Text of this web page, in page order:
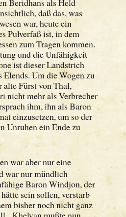
daß das, was
war, heute ein
Pulverfaß ist, in dem
zum Tragen kommen.
und die Unfähigkeit
ist dieser Landstrich
Elends. Um die Wogen zu
alte Fürst von Thal,
nicht mehr als Verbrecher
ihm, ihn als Baron
einzusetzen, um so der
Unruhen ein Ende zu
war aber nur eine
war nur mündlich
Baron Windjon, der
sein sollen, verstarb
bisher noch nicht ganz